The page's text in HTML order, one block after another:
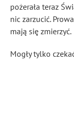
pożerała teraz
nic zarzucić.
mają się zmierzyć.
Mogły tylko